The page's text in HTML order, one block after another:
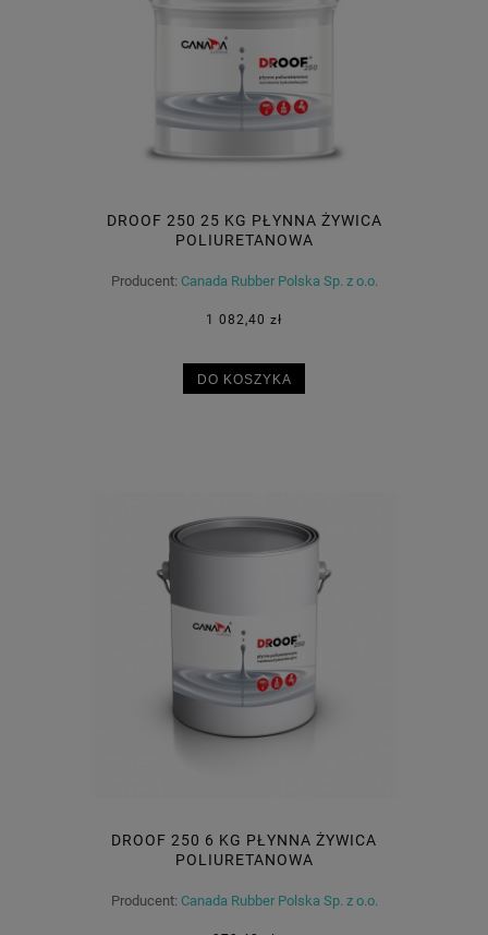
DROOF 250 25 KG PŁYNNA ŻYWICA
POLIURETANOWA
Producent: Canada Rubber Polska Sp. z o.o.
1 082,40 zł
DO KOSZYKA
DROOF 250 6 KG PŁYNNA ŻYWICA
POLIURETANOWA
Producent: Canada Rubber Polska Sp. z o.o.